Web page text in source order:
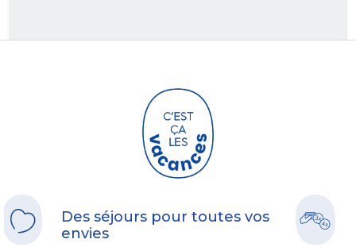
Des séjours pour toutes vos
envies